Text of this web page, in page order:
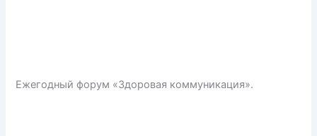
Ежегодный форум «Здоровая коммуникация».